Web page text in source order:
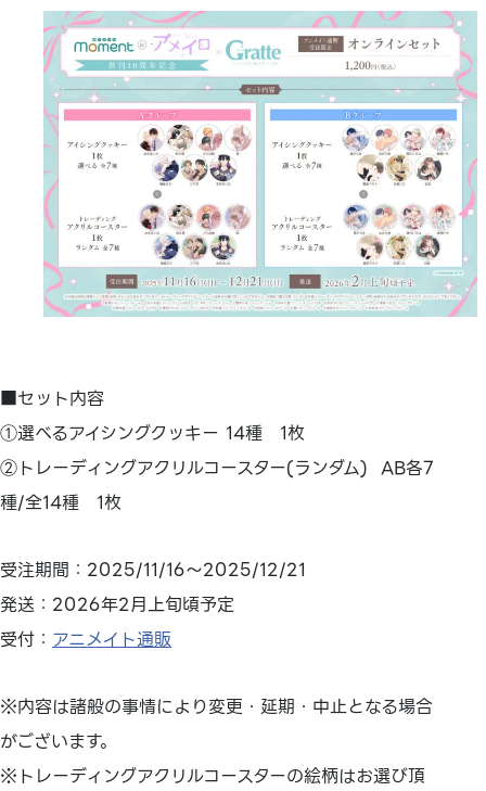
■セット内容
①選べるアイシングクッキー 14種 1枚
②トレーディングアクリルコースター(ランダム) AB各7
種/全14種 1枚
受注期間：2025/11/16～2025/12/21
発送：2026年2月上旬頃予定
受付： アニメイト通販
※内容は諸般の事情により変更・延期・中止となる場合
がございます。
※トレーディングアクリルコースターの絵柄はお選び頂